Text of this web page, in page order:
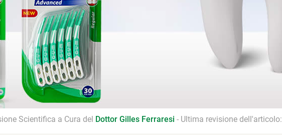
Scientifica a Cura del Dottor Gilles Ferraresi - Ultima revisione dell'articolo: